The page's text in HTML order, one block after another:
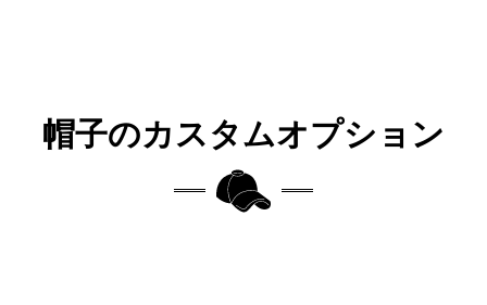
帽子のカスタムオプション